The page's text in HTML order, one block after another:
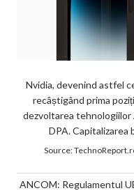
Nvidia, devenind astfel
recâștigând prima
dezvoltarea
DPA. Capitalizarea
Source:
ANCOM: Regulamentul